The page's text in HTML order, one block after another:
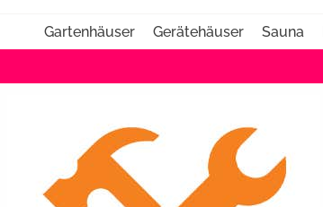
Gartenhäuser Gerätehäuser Sauna